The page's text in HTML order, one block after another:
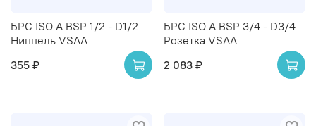
БРС ISO A BSP 1/2 - D1/2
Ниппель VSAA
355 ₽
БРС ISO A BSP 3/4 - D3/4
Розетка VSAA
2 083 ₽